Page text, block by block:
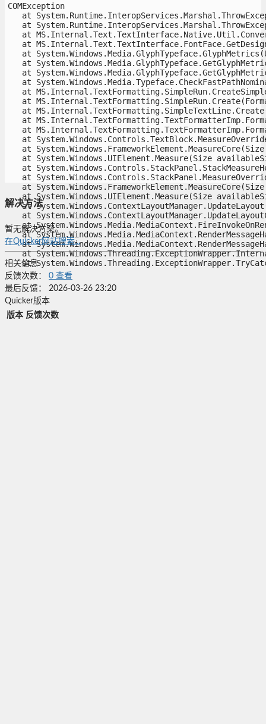
COMException
at
at
at
at
at
at
at
at
at
at
at
at
at
at
at
at System.Windows.UIElement.Measure(Size
at
at
at
at System.Windows.UIElement.Measure(Size
at
at
at
at
at
at
at
解决方法
暂无解决方案。
在Quicker网站搜索...
相关信息
反馈次数：
0 查看
最后反馈：
2026-03-26 23:20
Quicker版本
版本 反馈次数